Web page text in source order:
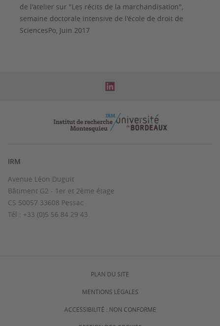
de l'atelier sur "Les récits de la marchandisation",
semaine doctorale intensive de l'école de droit de
SciencesPo, Juin 2017
IRM
Avenue Léon Duguit
Bâtiment G2 - 1er et 2ème étage
CS 50057 33608 Pessac
Tél : +33 (0)5 56 84 29 43
PLAN DU SITE
MENTIONS LÉGALES
ACCESSIBILITÉ : NON CONFORME